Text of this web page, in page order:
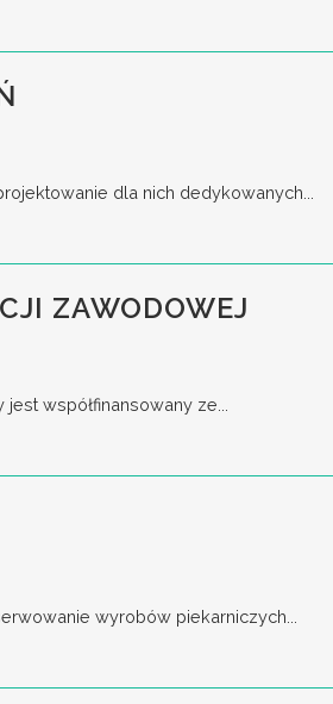
dla nich dedykowanych...
ZAWODOWEJ
współfinansowany ze...
wyrobów piekarniczych...